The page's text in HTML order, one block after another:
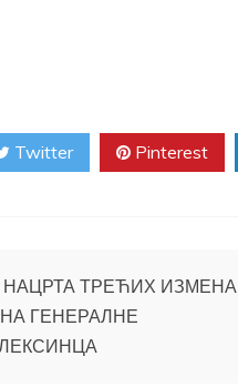
Twitter Pinterest
НАЦРТА ТРЕЋИХ ИЗМЕНА
ГЕНЕРАЛНЕ